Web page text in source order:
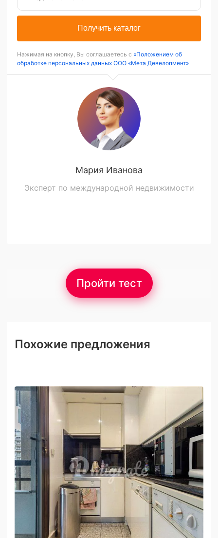
Получить каталог
Нажимая на кнопку, Вы соглашаетесь с «Положением об
обработке персональных данных ООО «Мета Девелопмент»
Мария Иванова
Эксперт по международной недвижимости
Пройти тест
Похожие предложения